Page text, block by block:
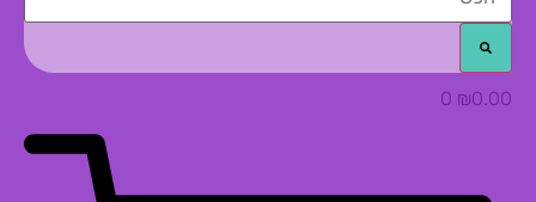
₪0.00
0